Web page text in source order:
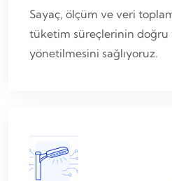
Sayaç, ölçüm ve veri
tüketim süreçlerinin doğru
yönetilmesini sağlıyoruz.